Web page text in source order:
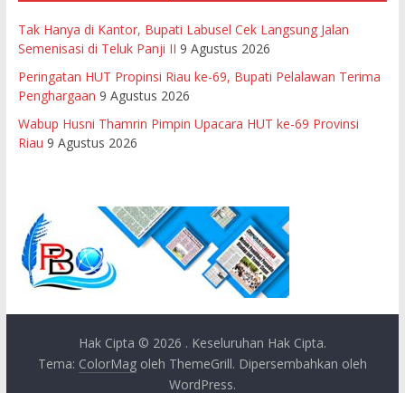
Tak Hanya di Kantor, Bupati Labusel Cek Langsung Jalan
Semenisasi di Teluk Panji II 9 Agustus 2026
Peringatan HUT Propinsi Riau ke-69, Bupati Pelalawan Terima
Penghargaan 9 Agustus 2026
Wabup Husni Thamrin Pimpin Upacara HUT ke-69 Provinsi
Riau 9 Agustus 2026
Hak Cipta © 2026 . Keseluruhan Hak Cipta.
Tema: ColorMagoleh ThemeGrill. Dipersembahkan oleh
WordPress.